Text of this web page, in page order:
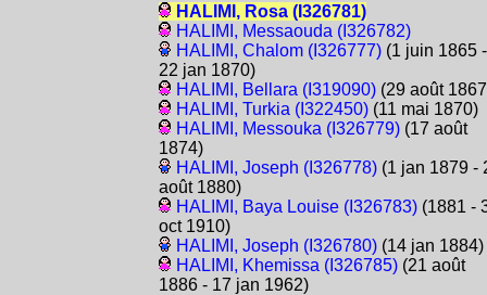
HALIMI, Rosa (I326781)
HALIMI, Messaouda (I326782)
HALIMI, Chalom (I326777)(1 juin 1865 -
22 jan 1870)
HALIMI, Bellara (I319090)(29 août
HALIMI, Turkia (I322450)(11 mai 1870)
HALIMI, Messouka (I326779)(17 août
1874)
HALIMI, Joseph (I326778)(1 jan 1879 -
août 1880)
HALIMI, Baya Louise (I326783)(1881 -
oct 1910)
HALIMI, Joseph (I326780)(14 jan 1884)
HALIMI, Khemissa (I326785)(21 août
1886 - 17 jan 1962)